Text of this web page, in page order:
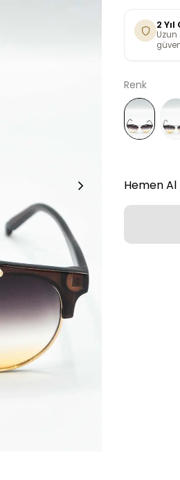
2
Uzun
Renk
Hemen Al